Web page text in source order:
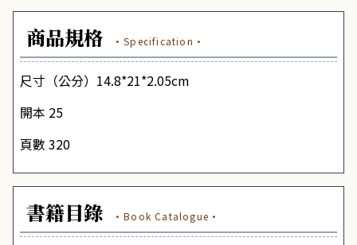
商品規格 ·Specification·
尺寸（公分）14.8*21*2.05cm
開本 25
頁數 320
書籍目錄 ·Book Catalogue·